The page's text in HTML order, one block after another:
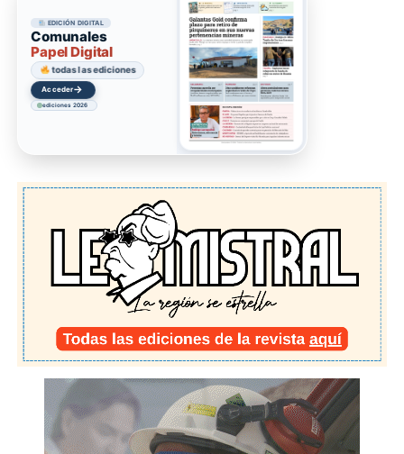
EDICIÓN DIGITAL
Comunales
Papel Digital
todas las ediciones
Acceder→
ediciones 2026